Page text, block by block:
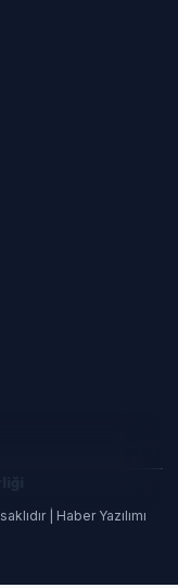
| Haber Yazılımı